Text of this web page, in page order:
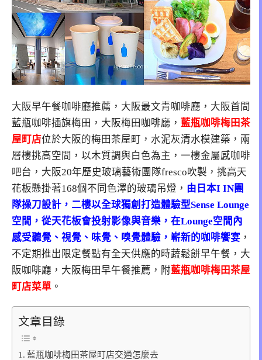
大阪早午餐咖啡廳推薦，大阪最文青咖啡廳，大阪首間
藍瓶咖啡插旗梅田，大阪梅田咖啡廳， 藍瓶咖啡梅田茶
屋町店位於大阪的梅田茶屋町，水泥灰清水模建築，兩
層樓挑高空間，以木質調與白色為主，一樓金屬感咖啡
吧台，大阪20年歷史玻璃藝術團隊fresco吹製，挑高天
花板懸掛著168個不同色澤的玻璃吊燈， 由日本I IN團
隊操刀設計，二樓以全球獨創打造體驗型Sense Lounge
空間，從天花板會投射影像與音樂，在Lounge空間內
感受聽覺、視覺、味覺、嗅覺體驗，嶄新的咖啡饗宴 ，
不定期推出限定餐點有全天供應的時蔬鬆餅早午餐，大
阪咖啡廳，大阪梅田早午餐推薦，附藍瓶咖啡梅田茶屋
町店菜單 。
文章目錄
藍瓶咖啡梅田茶屋町店交通怎麼去